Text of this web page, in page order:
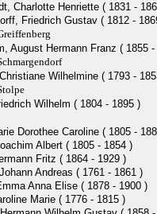
Charlotte Henriette ( 1831 -
Friedrich Gustav ( 1812 -
August Hermann Franz ( 1855 -
Wilhelmine ( 1793 -
Wilhelm ( 1804 - 1895 )
Dorothee Caroline ( 1805 -
Albert ( 1805 - 1854 )
Fritz ( 1864 - 1929 )
Andreas ( 1761 - 1861 )
Anna Elise ( 1878 - 1900 )
Marie ( 1776 - 1815 )